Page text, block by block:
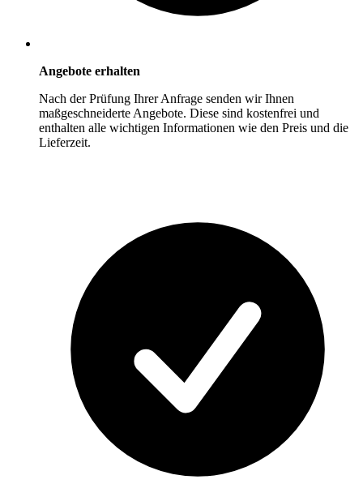
Angebote erhalten
Nach der Prüfung Ihrer Anfrage senden wir Ihnen
maßgeschneiderte Angebote. Diese sind kostenfrei und
enthalten alle wichtigen Informationen wie den Preis und die
Lieferzeit.